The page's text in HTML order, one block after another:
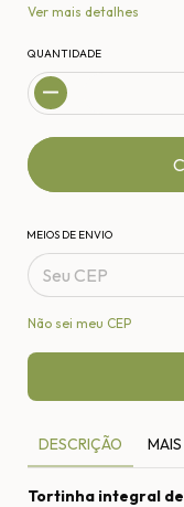
Ver mais detalhes
QUANTIDADE
MEIOS DE ENVIO
Não sei meu CEP
DESCRIÇÃO
Tortinha integral